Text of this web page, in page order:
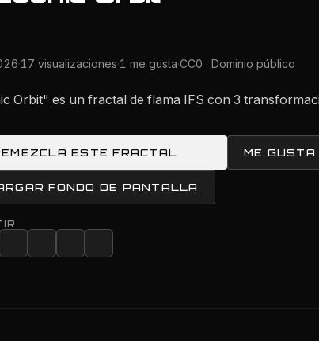
·17 visualizaciones·1 me gusta·CC0 · Dominio público
Orbit" es un fractal de flama IFS con 3
ESTE FRACTAL ME GUSTA
FONDO DE PANTALLA